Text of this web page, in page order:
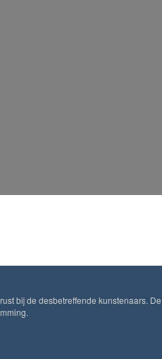
bij de desbetreffende kunstenaars. De